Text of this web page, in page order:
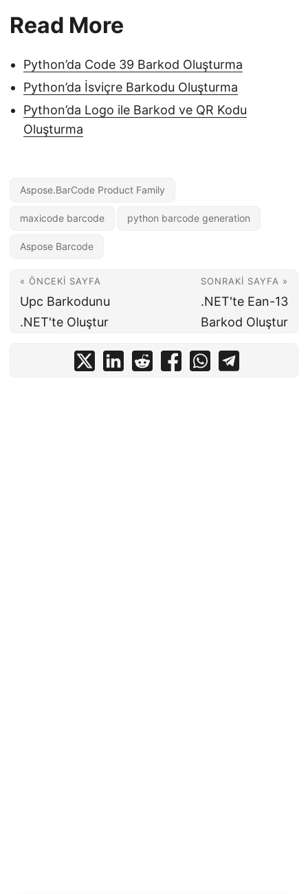
Read More
Python’da Code 39 Barkod Oluşturma
Python’da İsviçre Barkodu Oluşturma
Python’da Logo ile Barkod ve QR Kodu
Oluşturma
Aspose.BarCode Product Family
maxicode barcode python barcode generation
Aspose Barcode
« ÖNCEKI SAYFA
Upc Barkodunu
.NET'te Oluştur
SONRAKI SAYFA »
.NET'te Ean-13
Barkod Oluştur